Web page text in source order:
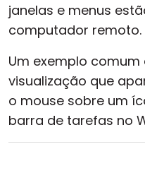
janelas e menus
computador remoto.
Um exemplo
visualização que
o mouse sobre um
barra de tarefas no